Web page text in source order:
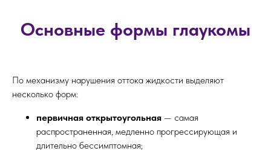
Основные формы глаукомы
По механизму нарушения оттока жидкости выделяют
несколько форм:
первичная открытоугольная — самая
распространенная, медленно прогрессирующая и
длительно бессимптомная;